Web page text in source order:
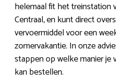
helemaal fit het treinstation
Centraal, en kunt direct
vervoermiddel voor een
zomervakantie. In onze
stappen op welke manier je
kan bestellen.